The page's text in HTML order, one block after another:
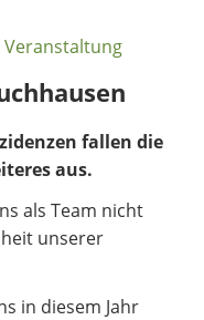
Veranstaltung
fallen die
aus.
als Team nicht
unserer
in diesem Jahr